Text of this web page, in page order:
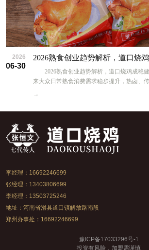
通库存管理、服务技巧，遇到客流、口味问
地总部配套扶持，省去技术、装修、营销多
手经营，减少试错成本。
2026
06-30
2026熟食创业趋势解析，道口烧鸡成
来大众日常熟食消费需求稳步提升，热卤、
熟模式适配当下创业环境。 传统正餐门店
集中午晚高峰，时间安排灵活，适合兼顾家
行上班族。产品刚需属性强，居家佐餐、待
求，淡旺季差异相对较小。 品牌合作模式
道。 总部具备完善配套体系，稳定食材供
持、区域经营保护，减少新手创业各类难题
持，产品风味辨识度高，容易积累回头客。
变的收益，门店经营会受地段、周边消费能
总部实地参观，考察线下合作门店日常经营
料供应等真实流程，结合自身资金、时间条
→
李经理：16692246699
张经理：13403806699
李经理：13503725246
地址：河南省滑县道口镇解放路南段
郑州办事处：16692246699
豫ICP备17033296号-1
投资有风险，加盟需谨慎